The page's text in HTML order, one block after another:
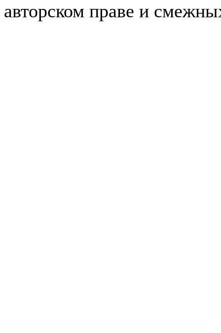
авторском праве и